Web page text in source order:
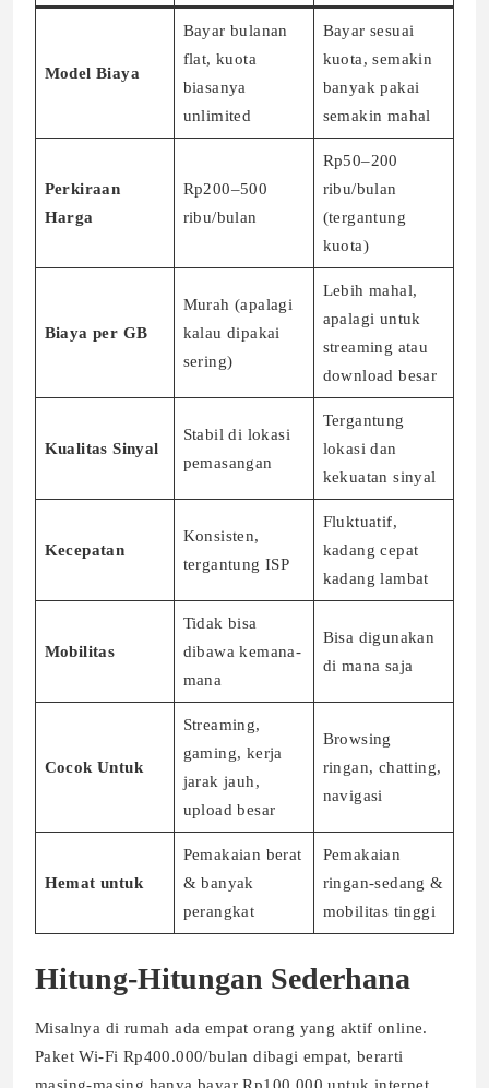
Model Biaya
Bayar bulanan
flat, kuota
biasanya
unlimited
Bayar sesuai
kuota, semakin
banyak pakai
semakin mahal
Perkiraan
Harga
Rp200–500
ribu/bulan
Rp50–200
ribu/bulan
(tergantung
kuota)
Biaya per GB
Murah (apalagi
kalau dipakai
sering)
Lebih mahal,
apalagi untuk
streaming atau
download besar
Kualitas Sinyal
Stabil di lokasi
pemasangan
Tergantung
lokasi dan
kekuatan sinyal
Kecepatan
Konsisten,
tergantung ISP
Fluktuatif,
kadang cepat
kadang lambat
Mobilitas
Tidak bisa
dibawa kemana-
mana
Bisa digunakan
di mana saja
Cocok Untuk
Streaming,
gaming, kerja
jarak jauh,
upload besar
Browsing
ringan, chatting,
navigasi
Hemat untuk
Pemakaian berat
& banyak
perangkat
Pemakaian
ringan-sedang &
mobilitas tinggi
Hitung-Hitungan Sederhana
Misalnya di rumah ada empat orang yang aktif online.
Paket Wi-Fi Rp400.000/bulan dibagi empat, berarti
masing-masing hanya bayar Rp100.000 untuk internet